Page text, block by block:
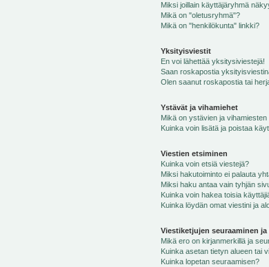
Miksi joillain käyttäjäryhmä
Mikä on "oletusryhmä"?
Mikä on "henkilökunta" linkki?
Yksityisviestit
En voi lähettää yksitysiviestejä!
Saan roskapostia
Olen saanut roskapostia tai
Ystävät ja vihamiehet
Mikä on ystävien ja vihamiesten
Kuinka voin lisätä ja poistaa
Viestien etsiminen
Kuinka voin etsiä viestejä?
Miksi hakutoiminto ei palauta
Miksi haku antaa vain tyhjän
Kuinka voin hakea toisia
Kuinka löydän omat viestini ja
Viestiketjujen seuraaminen
Mikä ero on kirjanmerkillä ja
Kuinka asetan tietyn alueen tai
Kuinka lopetan seuraamisen?